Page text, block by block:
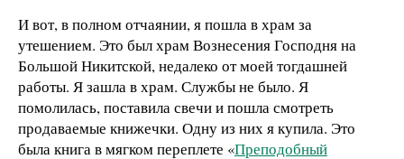
И вот, в полном отчаянии, я пошла в храм за
утешением. Это был храм Вознесения Господня на
Большой Никитской, недалеко от моей тогдашней
работы. Я зашла в храм. Службы не было. Я
помолилась, поставила свечи и пошла смотреть
продаваемые книжечки. Одну из них я купила. Это
была книга в мягком переплете «Преподобный